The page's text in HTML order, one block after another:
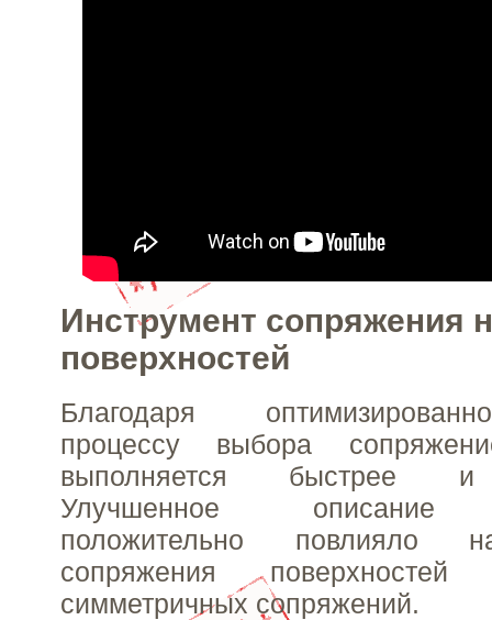
Инструмент сопряжения
поверхностей
Благодаря
процессу выбора
выполняется быстрее и
Улучшенное описание
положительно повлияло
сопряжения
симметричных сопряжений.